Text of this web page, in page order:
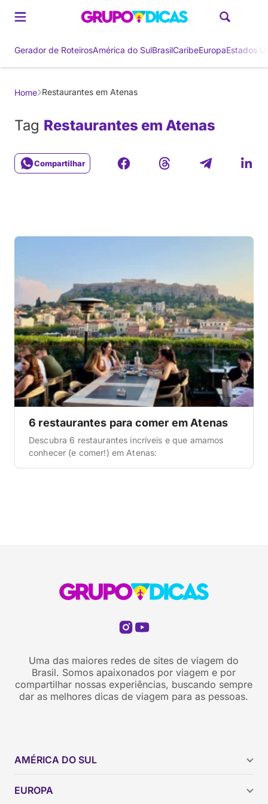
Gerador de RoteirosAmérica do SulBrasilCaribeEuropaEstados
Home Restaurantes em Atenas
Tag Restaurantes em Atenas
Compartilhar
6 restaurantes para comer em Atenas
Descubra 6 restaurantes incríveis e que amamos
conhecer (e comer!) em Atenas:
Uma das maiores redes de sites de viagem do
Brasil. Somos apaixonados por viagem e por
compartilhar nossas experiências, buscando sempre
dar as melhores dicas de viagem para as pessoas.
AMÉRICA DO SUL
Brasil
EUROPA